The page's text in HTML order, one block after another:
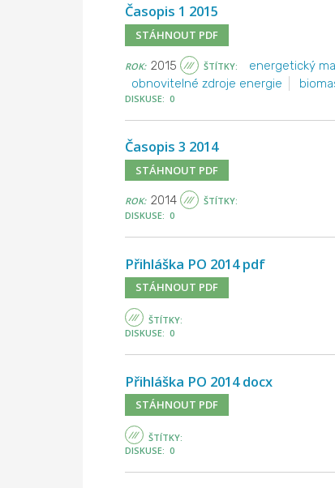
Časopis 1 2015
STÁHNOUT PDF
ROK: 2015 ŠTÍTKY: energetický
obnovitelné zdroje energie
DISKUSE: 0
Časopis 3 2014
STÁHNOUT PDF
ROK: 2014
ŠTÍTKY:
DISKUSE: 0
Přihláška PO 2014 pdf
STÁHNOUT PDF
ŠTÍTKY:
DISKUSE: 0
Přihláška PO 2014 docx
STÁHNOUT PDF
ŠTÍTKY:
DISKUSE: 0